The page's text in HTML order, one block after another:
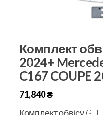
Комплект
2024+
C167 COUPE
71,840₴
Комплект обвісу